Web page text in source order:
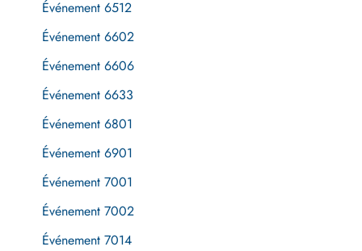
Événement 6512
Événement 6602
Événement 6606
Événement 6633
Événement 6801
Événement 6901
Événement 7001
Événement 7002
Événement 7014